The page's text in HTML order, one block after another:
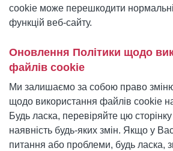
cookie може перешкодити
функцій веб-сайту.
Оновлення Політики щодо
файлів cookie
Ми залишаємо за собою право
щодо використання файлів cookie
Будь ласка, перевіряйте цю
наявність будь-яких змін. Якщо у
питання або проблеми, будь ласка,